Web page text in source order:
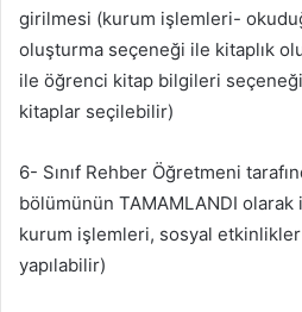
girilmesi (kurum işlemleri-
oluşturma seçeneği ile kitaplık
ile öğrenci kitap bilgileri
kitaplar seçilebilir)
6- Sınıf Rehber Öğretmeni
bölümünün TAMAMLANDI
kurum işlemleri, sosyal etkinlikler
yapılabilir)